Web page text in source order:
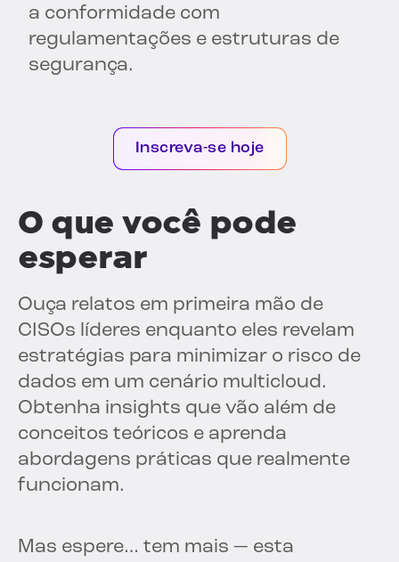
a conformidade com
regulamentações e estruturas de
segurança.
Inscreva-se hoje
O que você pode
esperar
Ouça relatos em primeira mão de
CISOs líderes enquanto eles revelam
estratégias para minimizar o risco de
dados em um cenário multicloud.
Obtenha insights que vão além de
conceitos teóricos e aprenda
abordagens práticas que realmente
funcionam.
Mas espere… tem mais — esta